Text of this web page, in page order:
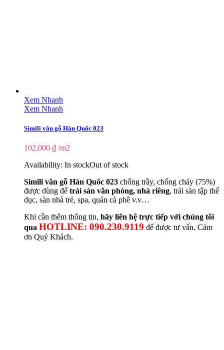
Xem Nhanh
Xem Nhanh
Simili vân gỗ Hàn Quốc 023
102,000 ₫ /m2
Availability: In stockOut of stock
Simili vân gỗ Hàn Quốc 023 chống trầy, chống cháy (75%)
được dùng để trải sàn văn phòng, nhà riêng, trải sàn tập thể
dục, sàn nhà trẻ, spa, quán cà phê v.v…
Khi cần thêm thông tin, hãy liên hệ trực tiếp với chúng tôi
qua HOTLINE: 090.230.9119 để được tư vấn. Cảm
ơn Quý Khách.